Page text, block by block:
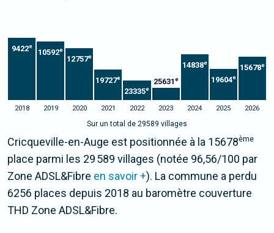
9422e
10592e
12757e
19727e
23335e
25631 e
14838e
19604e
15678e
2018 2019 2020 2021 2022 2023 2024 2025 2026
Sur un total de 29589 villages
Cricqueville-en-Auge est positionnée à la 15678ème
place parmi les 29 589 villages (notée 96,56/100 par
Zone ADSL&Fibre en savoir +). La commune a perdu
6256 places depuis 2018 au baromètre couverture
THD Zone ADSL&Fibre.